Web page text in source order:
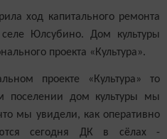
ход капитального ремонта
Юлсубино. Дом культуры
проекта «Культура».
проекте «Культура» то
поселении дом культуры мы
мы увидели, как оперативно
сегодня ДК в сёлах -